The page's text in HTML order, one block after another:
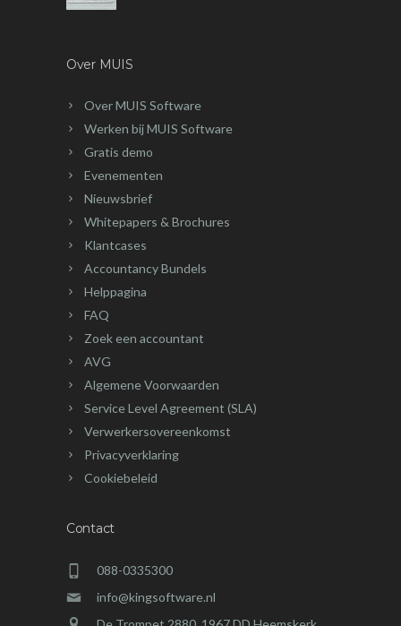
Over MUIS
Over MUIS Software
Werken bij MUIS Software
Gratis demo
Evenementen
Nieuwsbrief
Whitepapers & Brochures
Klantcases
Accountancy Bundels
Helppagina
FAQ
Zoek een accountant
AVG
Algemene Voorwaarden
Service Level Agreement (SLA)
Verwerkersovereenkomst
Privacyverklaring
Cookiebeleid
Contact
088-0335300
info@kingsoftware.nl